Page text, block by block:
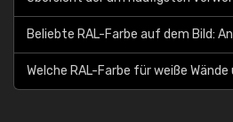
Beliebte RAL-Farbe auf dem Bild:
Welche RAL-Farbe für weiße